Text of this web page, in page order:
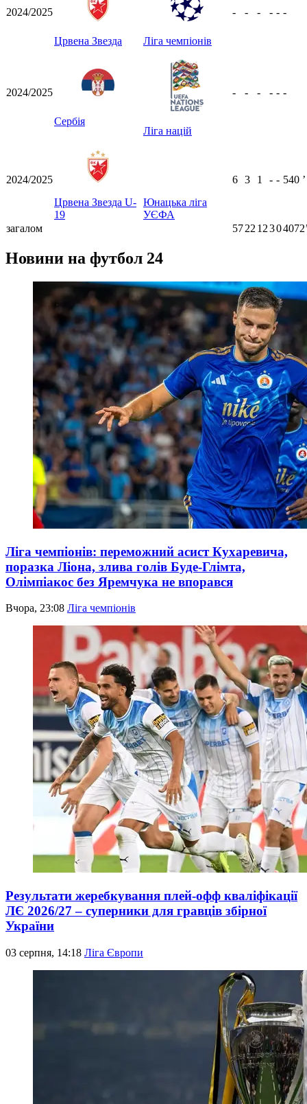
2024/2025
Црвена Звезда Ліга чемпіонів
- - - - - -
2024/2025
Сербія
Ліга націй
- - - - - -
2024/2025
Црвена Звезда U-
19
Юнацька ліга
УЄФА
6 3 1 - - 540 ʼ
загалом 5722 1230
Новини на футбол 24
Ліга чемпіонів: переможний асист Кухаревича,
поразка Ліона, злива голів Буде-Глімта,
Олімпіакос без Яремчука не впорався
Вчора, 23:08 Ліга чемпіонів
Результати жеребкування плей-офф кваліфікації
ЛЄ 2026/27 – суперники для гравців збірної
України
03 серпня, 14:18 Ліга Європи